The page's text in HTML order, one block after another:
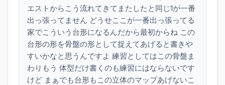
エストからこう流れてきてまたしたと同じ1が一番
出っ張ってません どうせここが一番出っ張ってる
家でこういう台形になるんだから最初からね この
台形の形を骨盤の形として捉えてあげると書きや
すいかなと思うんですよ 練習としてはこの骨盤ま
わりもう 体型だけ書くのも練習にはならないです
けど まぁでも台形もこの立体のマップあげないこ